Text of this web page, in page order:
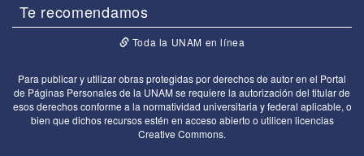
Te recomendamos
Toda la UNAM en línea
Para publicar y utilizar obras protegidas por derechos de autor en el Portal
de Páginas Personales de la UNAM se requiere la autorización del titular de
esos derechos conforme a la normatividad universitaria y federal aplicable, o
bien que dichos recursos estén en acceso abierto o utilicen licencias
Creative Commons.